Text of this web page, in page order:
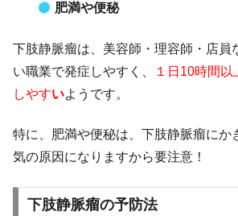
肥満や便秘
下肢静脈瘤は、美容師・理容師・店員
い職業で発症しやすく、
１日10時間
しやすいようです。
特に、肥満や便秘は、下肢静脈瘤にか
気の原因になりますから要注意！
下肢静脈瘤の予防法